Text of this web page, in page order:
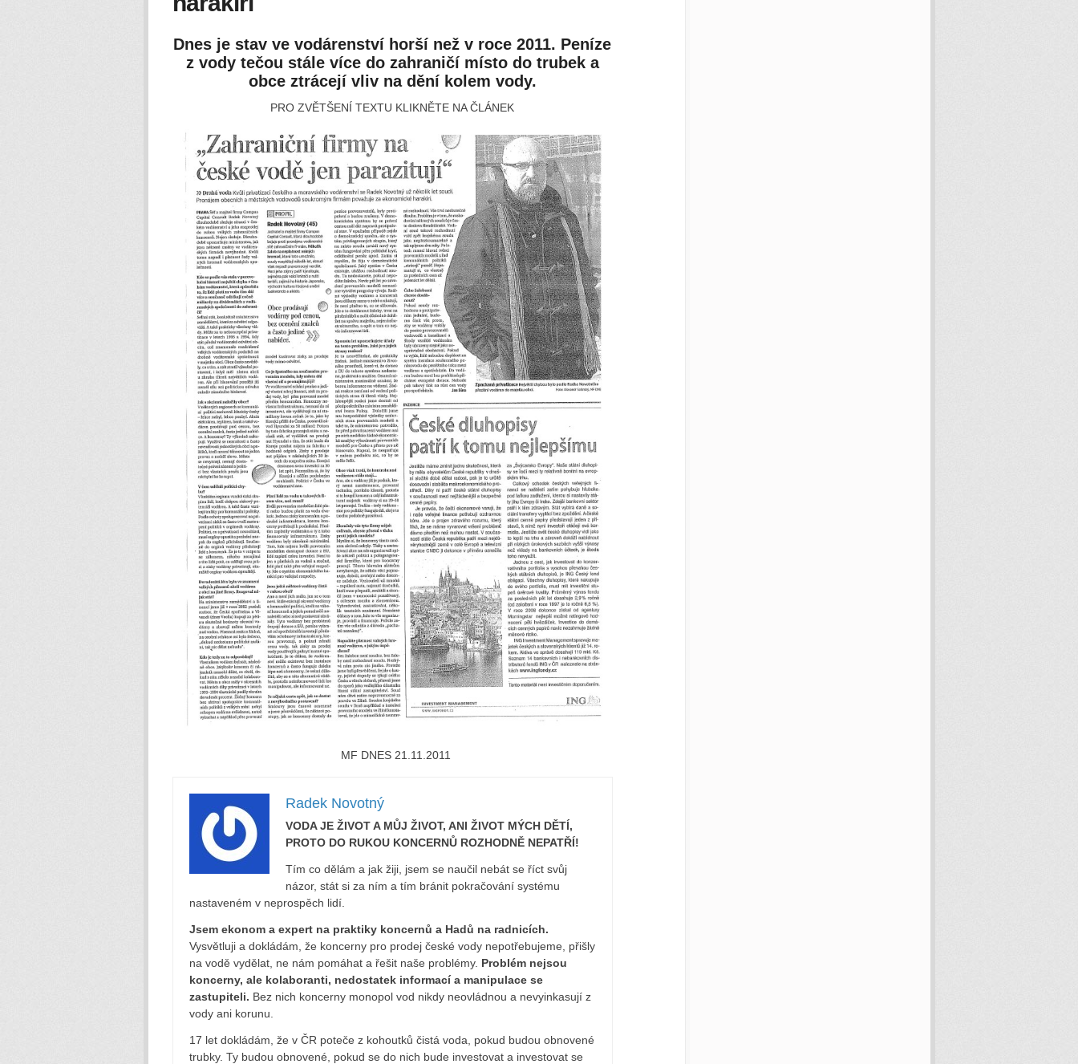
Dnes je stav ve vodárenství horší než v roce 2011. Peníze
z vody tečou stále více do zahraničí místo do trubek a
obce ztrácejí vliv na dění kolem vody.
PRO ZVĚTŠENÍ TEXTU KLIKNĚTE NA ČLÁNEK
MF DNES 21.11.2011
Radek Novotný
VODA JE ŽIVOT A MŮJ ŽIVOT, ANI ŽIVOT MÝCH DĚTÍ,
PROTO DO RUKOU KONCERNŮ ROZHODNĚ NEPATŘÍ!
Tím co dělám a jak žiji, jsem se naučil nebát se říct svůj
názor, stát si za ním a tím bránit pokračování systému
nastaveném v neprospěch lidí.
Jsem ekonom a expert na praktiky koncernů a Hadů na radnicích.
Vysvětluji a dokládám, že koncerny pro prodej české vody nepotřebujeme, přišly
na vodě vydělat, ne nám pomáhat a řešit naše problémy. Problém nejsou
koncerny, ale kolaboranti, nedostatek informací a manipulace se
zastupiteli. Bez nich koncerny monopol vod nikdy neovládnou a nevyinkasují z
vody ani korunu.
17 let dokládám, že v ČR poteče z kohoutků čistá voda, pokud budou obnovené
trubky. Ty budou obnovené, pokud se do nich bude investovat a investovat se